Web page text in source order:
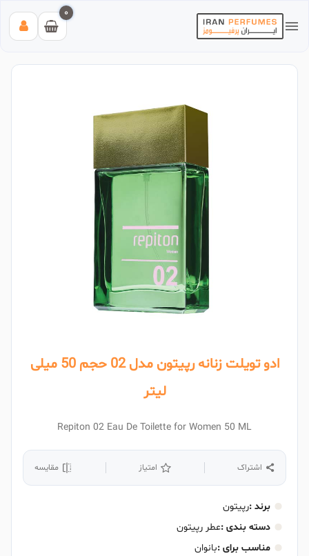
0
بیشترین جستجوی‌های اخیر:
#اینوکتوس پاکورابان #بلک افغان
ادو تویلت زنانه رپیتون مدل 02 حجم 50 میلی
لیتر
Repiton 02 Eau De Toilette for Women 50 ML
اشتراک امتیاز مقایسه
برند :رپیتون
دسته بندی :عطر رپیتون
مناسب برای :بانوان